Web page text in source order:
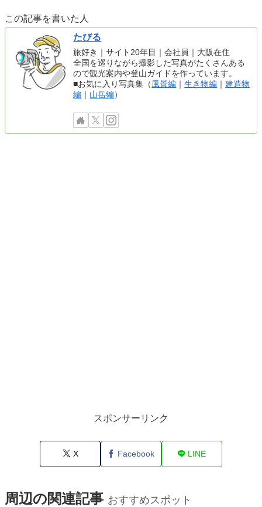
この記事を書いた人
たびる
旅好き｜サイト20年目｜会社員｜大阪在住
全国を巡りながら撮影した写真がたくさんある
ので観光案内や登山ガイドを作っています。
■お気に入り写真集（風景編 ｜生き物編 ｜建造物
編 ｜ 山岳編）
スポンサーリンク
X Facebook LINE
周辺の関連記事 おすすめスポット